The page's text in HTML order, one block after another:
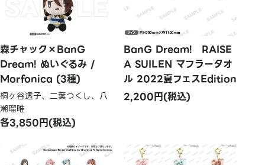
森チャック×BanG
Dream! ぬいぐるみ /
Morfonica (3種)
桐ヶ谷透子、二葉つくし、八
潮瑠唯
各3,850円(税込)
BanG Dream! RAISE
A SUILEN マフラータオ
ル 2022夏フェスEdition
2,200円(税込)